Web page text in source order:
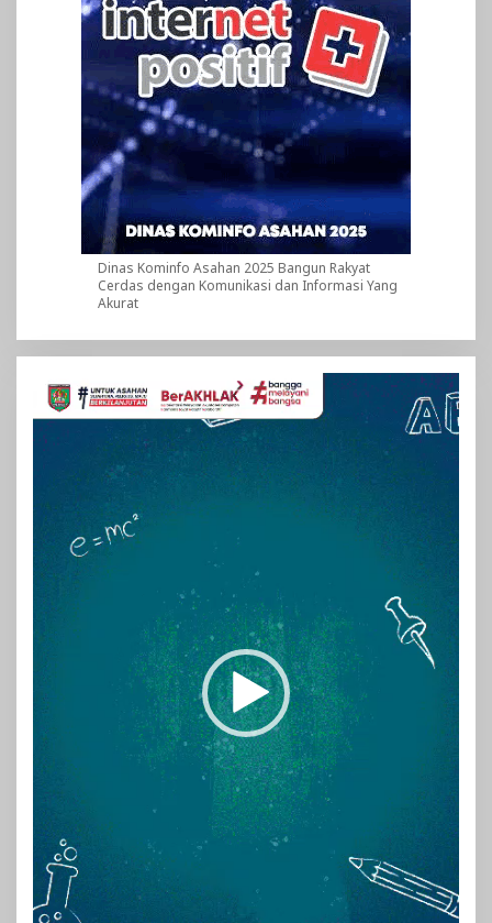
Dinas Kominfo Asahan 2025 Bangun Rakyat
Cerdas dengan Komunikasi dan Informasi Yang
Akurat
Pemutar
Video